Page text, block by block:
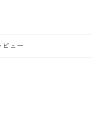
ビュー